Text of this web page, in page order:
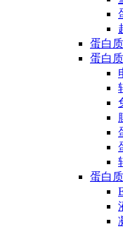
蛋白
蛋白
蛋白